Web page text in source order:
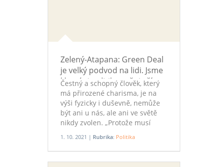
odpovědět na základní otázku
ParlamentníchListů.cz.
Zelený-Atapana: Green Deal
je velký podvod na lidi. Jsme
klamáni politiky, svět je řízen
jinými
Čestný a schopný člověk, který
má přirozené charisma, je na
výši fyzicky i duševně, nemůže
být ani u nás, ale ani ve světě
nikdy zvolen. „Protože musí
skákat, jak někdo v pozadí píská.
Jsou to figurky nastrčené
mocnými korporacemi. A my
jsme otroci těchto korporací, ti
1. 10. 2021 | Rubrika: Politika